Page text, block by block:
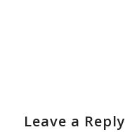
Leave a Reply